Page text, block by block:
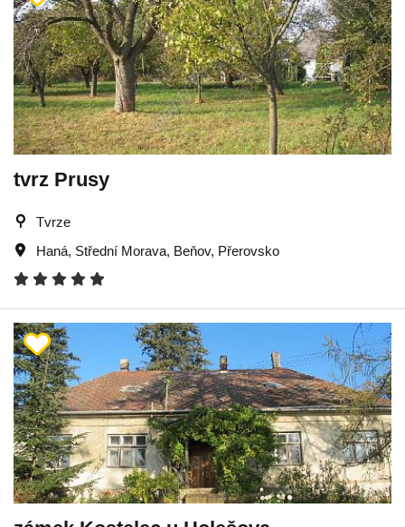
tvrz Prusy
Tvrze
Haná, Střední Morava, Beňov, Přerovsko